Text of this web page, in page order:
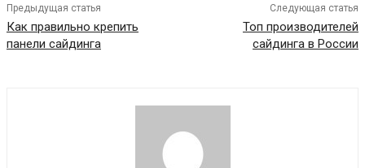
Предыдущая статья
Как правильно крепить
панели сайдинга
Следующая статья
Топ производителей
сайдинга в России